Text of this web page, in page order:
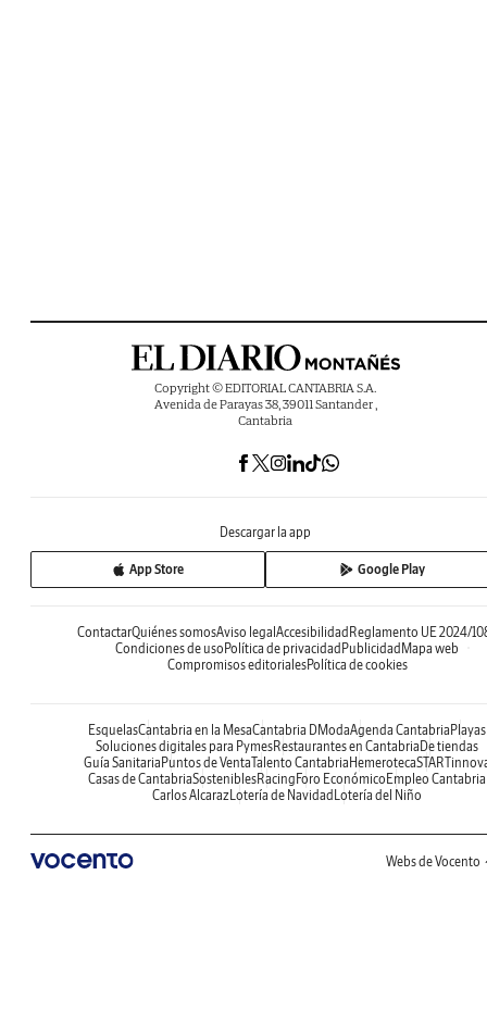
Copyright © EDITORIAL CANTABRIA S.A.
Avenida de Parayas 38, 39011 Santander ,
Cantabria
Descargar la app
App Store Google Play
ContactarQuiénes somosAviso legalAccesibilidadReglamento UE 2024/
Condiciones de usoPolítica de privacidadPublicidadMapa web
Compromisos editorialesPolítica de cookies
EsquelasCantabria en la MesaCantabria DModaAgenda CantabriaPlayas
Soluciones digitales para PymesRestaurantes en CantabriaDe tiendas
Guía SanitariaPuntos de VentaTalento CantabriaHemeroteca
Casas de CantabriaSosteniblesRacingForo EconómicoEmpleo Cantabria
Carlos AlcarazLotería de NavidadLotería del Niño
Webs de Vocento